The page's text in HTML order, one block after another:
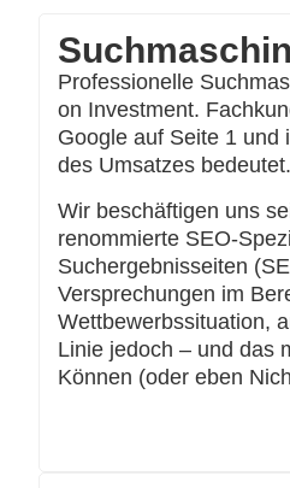
Professionelle
on Investment.
Google auf Seite 1 und
des Umsatzes bedeutet.
Wir beschäftigen uns
renommierte SEO-
Suchergebnisseiten
Versprechungen im
Wettbewerbssituation,
Linie jedoch – und das
Können (oder eben